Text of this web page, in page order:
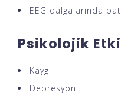
EEG dalgalarında
Psikolojik
Kaygı
Depresyon